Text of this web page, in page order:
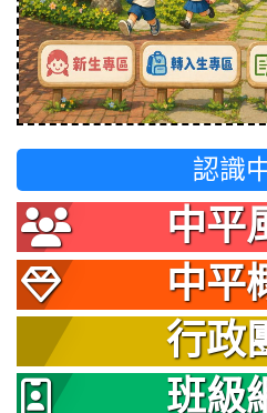
認識
中平
中平
行政
班級